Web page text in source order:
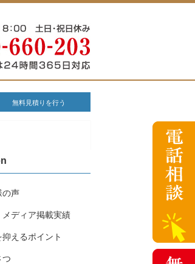
無料見積りを行う
の声
メディア掲載実績
えるポイント
つ